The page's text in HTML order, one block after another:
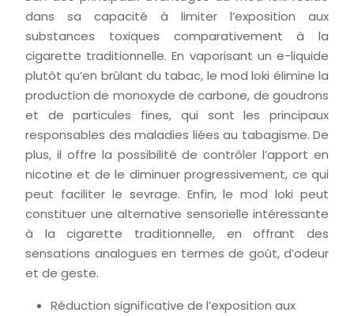
dans sa capacité à limiter l’exposition aux
substances toxiques comparativement à la
cigarette traditionnelle. En vaporisant un e-liquide
plutôt qu’en brûlant du tabac, le mod loki élimine la
production de monoxyde de carbone, de goudrons
et de particules fines, qui sont les principaux
responsables des maladies liées au tabagisme. De
plus, il offre la possibilité de contrôler l’apport en
nicotine et de le diminuer progressivement, ce qui
peut faciliter le sevrage. Enfin, le mod loki peut
constituer une alternative sensorielle intéressante
à la cigarette traditionnelle, en offrant des
sensations analogues en termes de goût, d’odeur
et de geste.
Réduction significative de l’exposition aux